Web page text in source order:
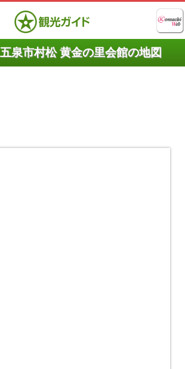
五泉市村松 黄金の里会館の地図